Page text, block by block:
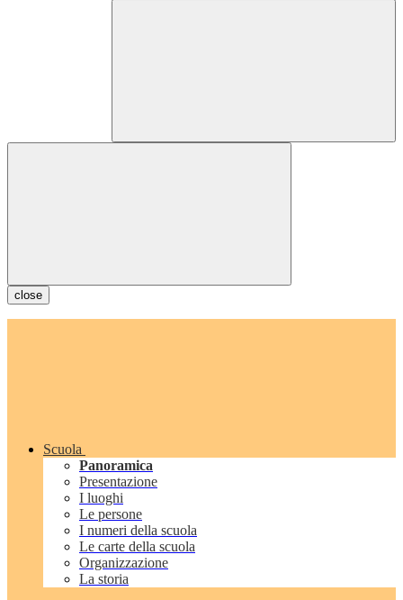
close
Scuola
Panoramica
Presentazione
I luoghi
Le persone
I numeri della scuola
Le carte della scuola
Organizzazione
La storia